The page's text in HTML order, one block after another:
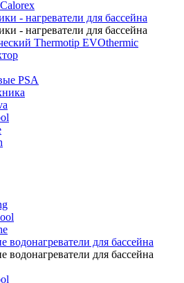
- нагреватели для бассейна
- нагреватели для бассейна
Thermotip EVOthermic
PSA
водонагреватели для бассейна
водонагреватели для бассейна